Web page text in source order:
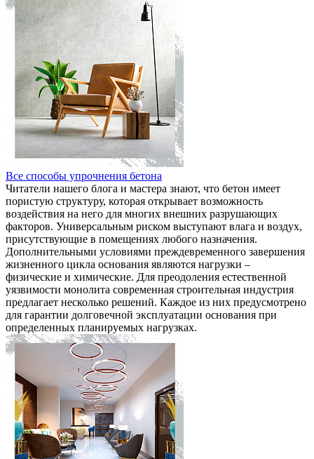
Все способы упрочнения бетона
Читатели нашего блога и мастера знают, что бетон имеет
пористую структуру, которая открывает возможность
воздействия на него для многих внешних разрушающих
факторов. Универсальным риском выступают влага и воздух,
присутствующие в помещениях любого назначения.
Дополнительными условиями преждевременного завершения
жизненного цикла основания являются нагрузки –
физические и химические. Для преодоления естественной
уязвимости монолита современная строительная индустрия
предлагает несколько решений. Каждое из них предусмотрено
для гарантии долговечной эксплуатации основания при
определенных планируемых нагрузках.